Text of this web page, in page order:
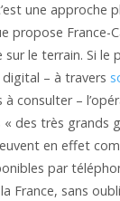
une approche
propose France-
le terrain. Si le
digital – à travers
à consulter –
des très grands
en effet
par
France, sans